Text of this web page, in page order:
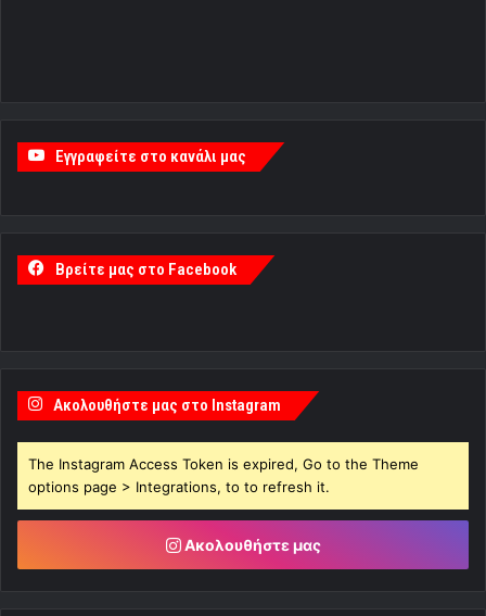
Εγγραφείτε στο κανάλι μας
Βρείτε μας στο Facebook
Ακολουθήστε μας στο Instagram
The Instagram Access Token is expired, Go to the Theme
options page > Integrations, to to refresh it.
Ακολουθήστε μας